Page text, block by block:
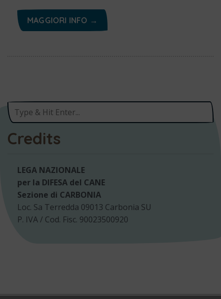
MAGGIORI INFO →
Credits
LEGA NAZIONALE
per la DIFESA del CANE
Sezione di CARBONIA
Loc. Sa Terredda 09013 Carbonia SU
P. IVA / Cod. Fisc. 90023500920